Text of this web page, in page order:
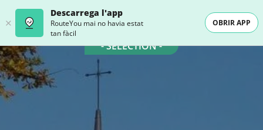
Descarrega l'app
RouteYou mai no havia estat
tan fàcil
OBRIR APP
- SELECTION -